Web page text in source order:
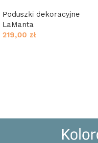
Poduszki dekoracyjne
LaManta
219,00 zł